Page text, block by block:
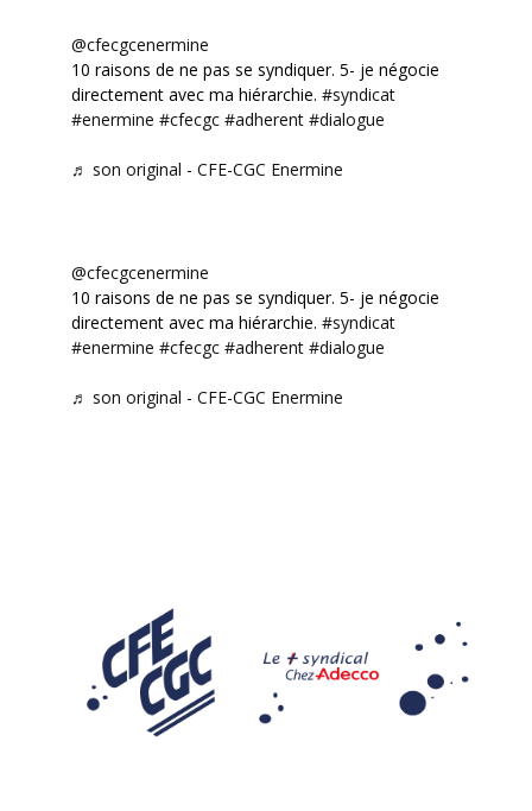
@cfecgcenermine
10 raisons de ne pas se syndiquer. 5- je négocie
directement avec ma hiérarchie. #syndicat
#enermine #cfecgc #adherent #dialogue
♬ son original - CFE-CGC Enermine
@cfecgcenermine
10 raisons de ne pas se syndiquer. 5- je négocie
directement avec ma hiérarchie. #syndicat
#enermine #cfecgc #adherent #dialogue
♬ son original - CFE-CGC Enermine